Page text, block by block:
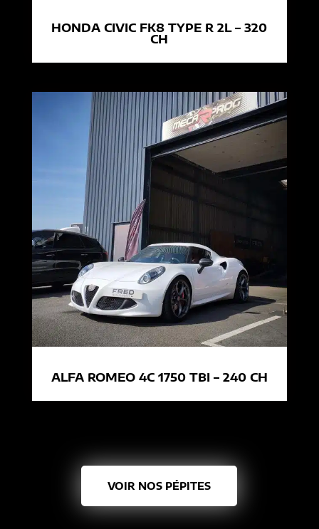
HONDA CIVIC FK8 TYPE R 2L – 320
CH
ALFA ROMEO 4C 1750 TBI – 240 CH
VOIR NOS PÉPITES